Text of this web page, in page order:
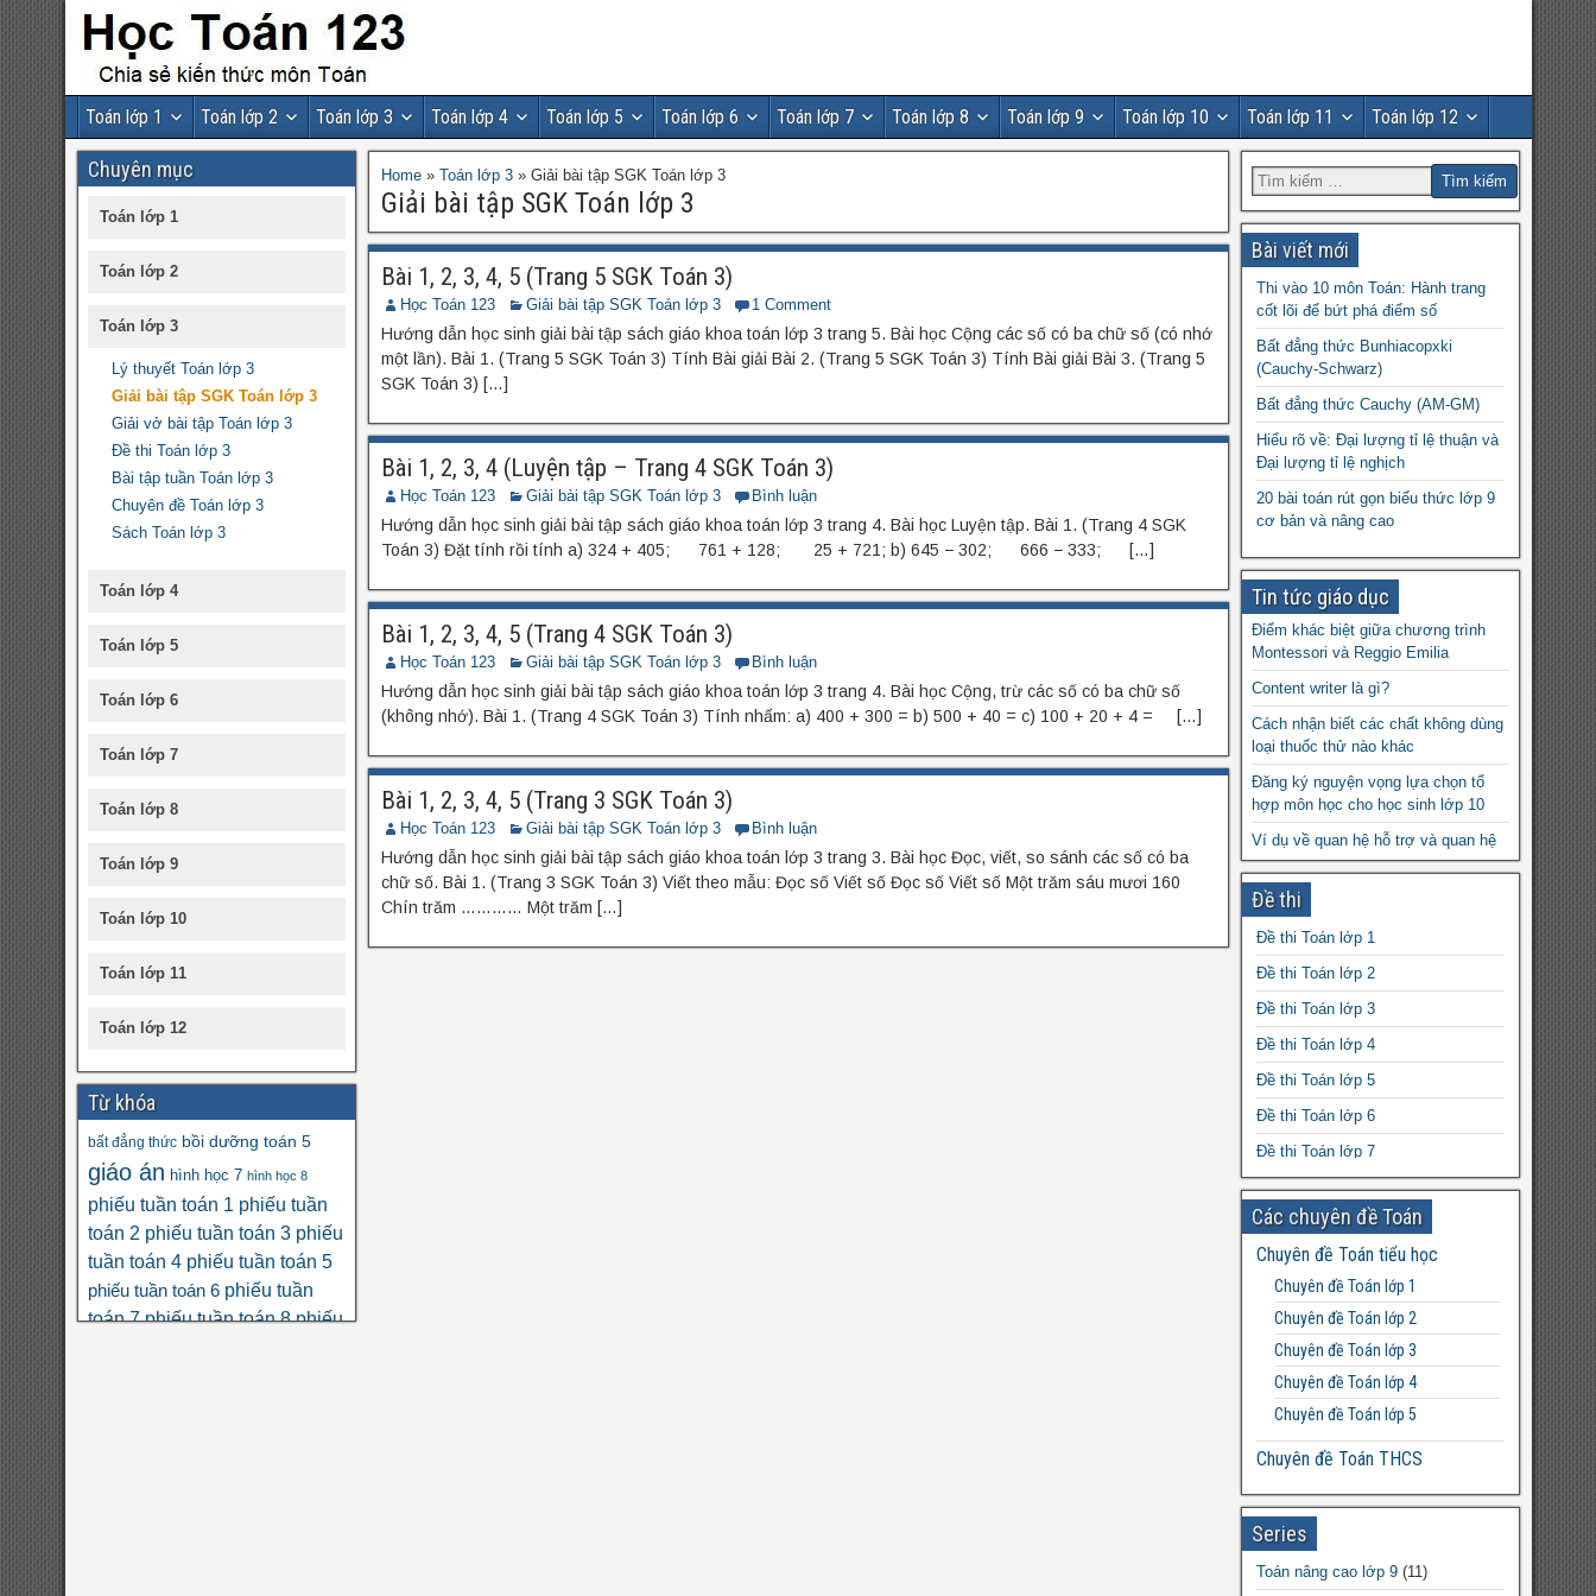
Toán lớp 1 Toán lớp 2 Toán lớp 3 Toán lớp 4 Toán lớp 5 Toán lớp 6 Toán lớp 7 Toán lớp 8 Toán lớp 9 Toán lớp 10 Toán lớp 11 Toán lớp 12
Home» Toán lớp 3» Giải bài tập SGK Toán lớp 3
Giải bài tập SGK Toán lớp 3
Bài 1, 2, 3, 4, 5 (Trang 5 SGK Toán 3)
Học Toán 123 Giải bài tập SGK Toán lớp 3 1 Comment
Hướng dẫn học sinh giải bài tập sách giáo khoa toán lớp 3 trang 5. Bài học Cộng các số có ba chữ số (có nhớ
một lần). Bài 1. (Trang 5 SGK Toán 3) Tính Bài giải Bài 2. (Trang 5 SGK Toán 3) Tính Bài giải Bài 3. (Trang 5
SGK Toán 3) […]
Bài 1, 2, 3, 4 (Luyện tập – Trang 4 SGK Toán 3)
Học Toán 123 Giải bài tập SGK Toán lớp 3 Bình luận
Hướng dẫn học sinh giải bài tập sách giáo khoa toán lớp 3 trang 4. Bài học Luyện tập. Bài 1. (Trang 4 SGK
Toán 3) Đặt tính rồi tính a) 324 + 405; 761 + 128; 25 + 721; b) 645 − 302; 666 − 333; […]
Bài 1, 2, 3, 4, 5 (Trang 4 SGK Toán 3)
Học Toán 123 Giải bài tập SGK Toán lớp 3 Bình luận
Hướng dẫn học sinh giải bài tập sách giáo khoa toán lớp 3 trang 4. Bài học Cộng, trừ các số có ba chữ số
(không nhớ). Bài 1. (Trang 4 SGK Toán 3) Tính nhẩm: a) 400 + 300 = b) 500 + 40 = c) 100 + 20 + 4 = […]
Bài 1, 2, 3, 4, 5 (Trang 3 SGK Toán 3)
Học Toán 123 Giải bài tập SGK Toán lớp 3 Bình luận
Hướng dẫn học sinh giải bài tập sách giáo khoa toán lớp 3 trang 3. Bài học Đọc, viết, so sánh các số có ba
chữ số. Bài 1. (Trang 3 SGK Toán 3) Viết theo mẫu: Đọc số Viết số Đọc số Viết số Một trăm sáu mươi 160
Chín trăm ………… Một trăm […]
Chuyên mục
Toán lớp 1
Toán lớp 2
Toán lớp 3
Lý thuyết Toán lớp 3
Giải bài tập SGK Toán lớp 3
Giải vở bài tập Toán lớp 3
Đề thi Toán lớp 3
Bài tập tuần Toán lớp 3
Chuyên đề Toán lớp 3
Sách Toán lớp 3
Toán lớp 4
Toán lớp 5
Toán lớp 6
Toán lớp 7
Toán lớp 8
Toán lớp 9
Toán lớp 10
Toán lớp 11
Toán lớp 12
Từ khóa
bất đẳng thức bồi dưỡng toán 5
giáo án hình học 7 hình học 8
phiếu tuần toán 1 phiếu tuần
toán 2 phiếu tuần toán 3 phiếu
tuần toán 4 phiếu tuần toán 5
phiếu tuần toán 6 phiếu tuần
toán 7 phiếu tuần toán 8 phiếu
Bài viết mới
Thi vào 10 môn Toán: Hành trang
cốt lõi để bứt phá điểm số
Bất đẳng thức Bunhiacopxki
(Cauchy-Schwarz)
Bất đẳng thức Cauchy (AM-GM)
Hiểu rõ về: Đại lượng tỉ lệ thuận và
Đại lượng tỉ lệ nghịch
20 bài toán rút gọn biểu thức lớp 9
cơ bản và nâng cao
Tin tức giáo dục
Điểm khác biệt giữa chương trình
Montessori và Reggio Emilia
Content writer là gì?
Cách nhận biết các chất không dùng
loại thuốc thử nào khác
Đăng ký nguyện vọng lựa chọn tổ
hợp môn học cho học sinh lớp 10
Ví dụ về quan hệ hỗ trợ và quan hệ
cạnh tranh
Các cuộc cách mạng công nghiệp
1.0; 2.0; 3.0; 4.0 diễn ra như thế
nào?
Bất phương trình vô nghiệm khi nào?
– Tìm m để bất phương trình vô
nghiệm
Bài tập Tiếng Anh 7 – Vũ Thị
Phượng (có file word)
Bộ đề kiểm tra Mĩ thuật THCS cả
năm file word
Giáo án Vật lý lớp 7 file word
Đề thi
Đề thi Toán lớp 1
Đề thi Toán lớp 2
Đề thi Toán lớp 3
Đề thi Toán lớp 4
Đề thi Toán lớp 5
Đề thi Toán lớp 6
Đề thi Toán lớp 7
Đề thi Toán lớp 8
Đề thi Toán lớp 9
Đề thi Toán lớp 10
Đề thi Toán lớp 11
Đề thi Toán lớp 12
Các chuyên đề Toán
Chuyên đề Toán tiểu học
Chuyên đề Toán lớp 1
Chuyên đề Toán lớp 2
Chuyên đề Toán lớp 3
Chuyên đề Toán lớp 4
Chuyên đề Toán lớp 5
Chuyên đề Toán THCS
Bất đẳng thức THCS
Chuyên đề Toán lớp 6
Chuyên đề Toán lớp 7
Chuyên đề Toán lớp 8
Series
Toán nâng cao lớp 9(11)